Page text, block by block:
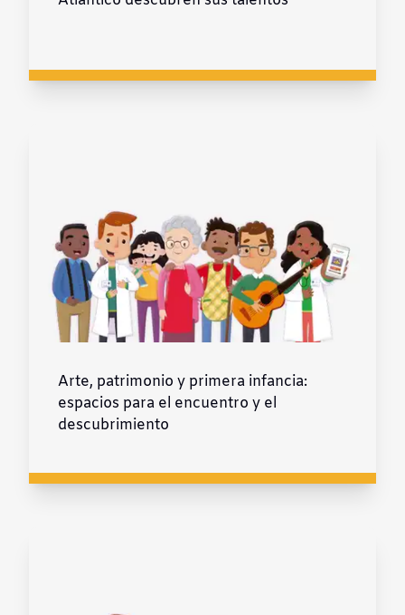
Arte, patrimonio y primera infancia:
espacios para el encuentro y el
descubrimiento